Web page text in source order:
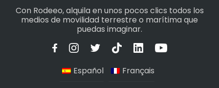
Con Rodeeo, alquila en unos pocos clics todos los
medios de movilidad terrestre o marítima que
puedas imaginar.
Español Français